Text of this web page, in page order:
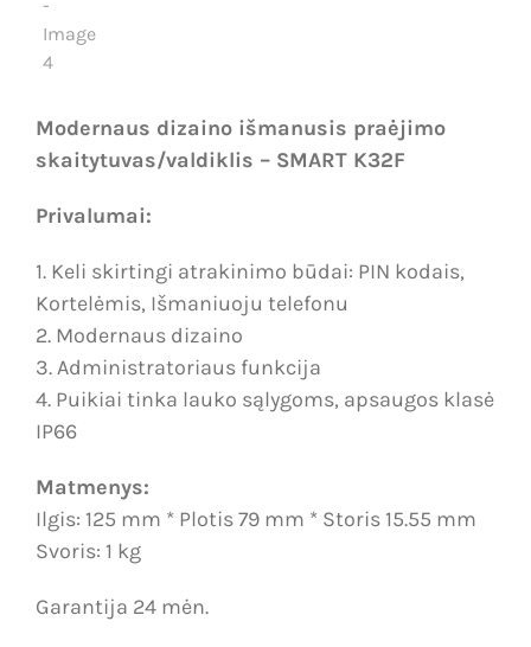
Modernaus dizaino išmanusis praėjimo
skaitytuvas/valdiklis – SMART K32F
Privalumai:
1. Keli skirtingi atrakinimo būdai: PIN kodais,
Kortelėmis, Išmaniuoju telefonu
2. Modernaus dizaino
3. Administratoriaus funkcija
4. Puikiai tinka lauko sąlygoms, apsaugos klasė
IP66
Matmenys:
Ilgis: 125 mm * Plotis 79 mm * Storis 15.55 mm
Svoris: 1 kg
Garantija 24 mėn.